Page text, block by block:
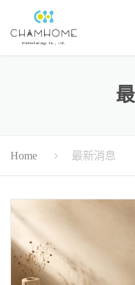
Home 最新消息